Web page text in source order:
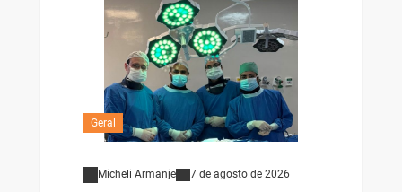
Geral
Micheli Armanje 7 de agosto de 2026